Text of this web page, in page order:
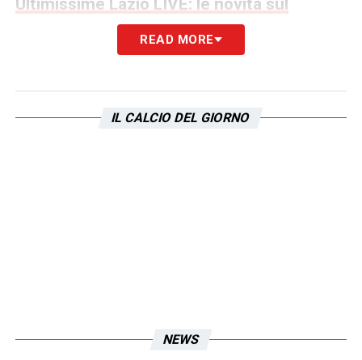
Ultimissime Lazio LIVE: le novità sul
Flaminio e molto altro
READ MORE
IL CALCIO DEL GIORNO
NEWS